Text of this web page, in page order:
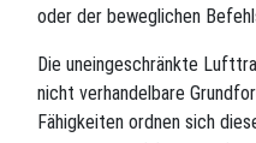
oder der beweglichen
Die uneingeschränkte
nicht verhandelbare
Fähigkeiten ordnen sich